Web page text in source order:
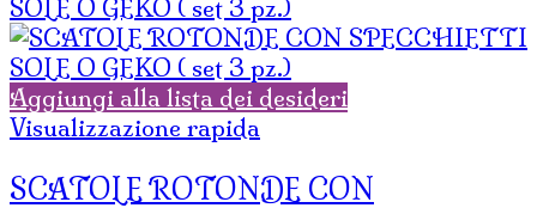
Aggiungi alla lista dei desideri
Visualizzazione rapida
SCATOLE ROTONDE CON